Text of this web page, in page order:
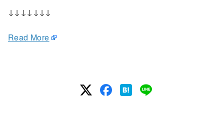
↓↓↓↓↓↓↓
Read More